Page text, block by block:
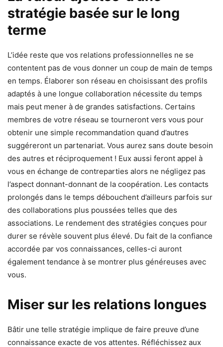
stratégie basée sur le long
terme
L’idée reste que vos relations professionnelles ne se
contentent pas de vous donner un coup de main de temps
en temps. Élaborer son réseau en choisissant des profils
adaptés à une longue collaboration nécessite du temps
mais peut mener à de grandes satisfactions. Certains
membres de votre réseau se tourneront vers vous pour
obtenir une simple recommandation quand d’autres
suggéreront un partenariat. Vous aurez sans doute besoin
des autres et réciproquement ! Eux aussi feront appel à
vous en échange de contreparties alors ne négligez pas
l’aspect donnant-donnant de la coopération. Les contacts
prolongés dans le temps débouchent d’ailleurs parfois sur
des collaborations plus poussées telles que des
associations. Le rendement des stratégies conçues pour
durer se révèle souvent plus élevé. Du fait de la confiance
accordée par vos connaissances, celles-ci auront
également tendance à se montrer plus généreuses avec
vous.
Miser sur les relations longues
Bâtir une telle stratégie implique de faire preuve d’une
connaissance exacte de vos attentes. Réfléchissez aux